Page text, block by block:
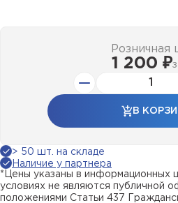
Розничная
1 200 ₽
В
> 50 шт. на складе
Наличие у партнера
*Цены указаны в информационных
условиях не являются публичной
положениями Статьи 437